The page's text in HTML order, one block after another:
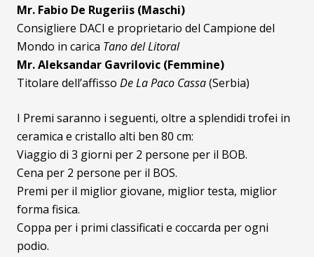
Mr. Fabio De Rugeriis (Maschi)
Consigliere DACI e proprietario del Campione del
Mondo in carica Tano del Litoral
Mr. Aleksandar Gavrilovic (Femmine)
Titolare dell’affisso De La Paco Cassa(Serbia)
I Premi saranno i seguenti, oltre a splendidi trofei in
ceramica e cristallo alti ben 80 cm:
Viaggio di 3 giorni per 2 persone per il BOB.
Cena per 2 persone per il BOS.
Premi per il miglior giovane, miglior testa, miglior
forma fisica.
Coppa per i primi classificati e coccarda per ogni
podio.